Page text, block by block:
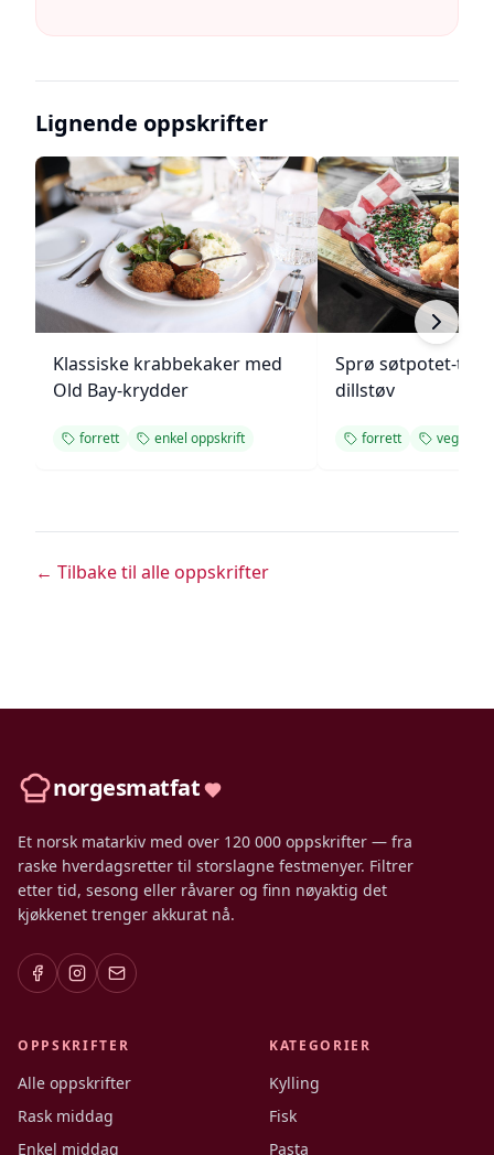
Lignende oppskrifter
Klassiske krabbekaker med
Old Bay-krydder
forrett enkel oppskrift
Sprø søtpotet-tots
dillstøv
forrett vegetar
← Tilbake til alle oppskrifter
norgesmatfat
Et norsk matarkiv med over 120 000 oppskrifter — fra
raske hverdagsretter til storslagne festmenyer. Filtrer
etter tid, sesong eller råvarer og finn nøyaktig det
kjøkkenet trenger akkurat nå.
OPPSKRIFTER
Alle oppskrifter
Rask middag
Enkel middag
KATEGORIER
Kylling
Fisk
Pasta